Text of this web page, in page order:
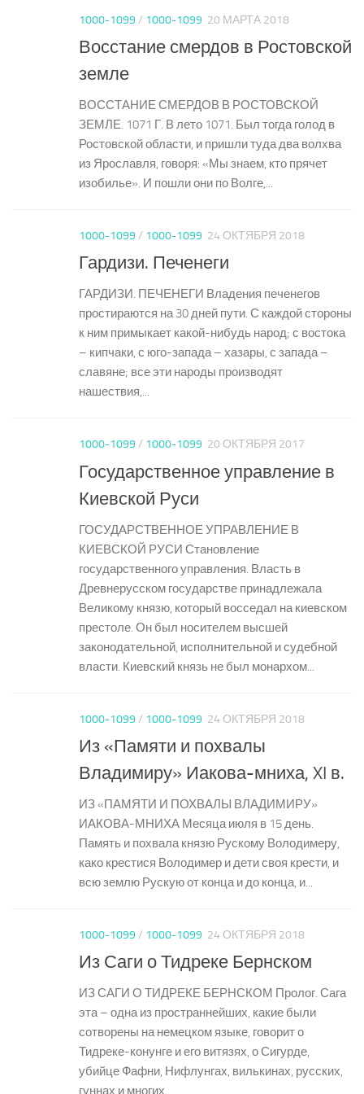
1000-1099 / 1000-1099 20 МАРТА 2018
Восстание смердов в Ростовской
земле
ВОССТАНИЕ СМЕРДОВ В РОСТОВСКОЙ
ЗЕМЛЕ. 1071 Г. В лето 1071. Был тогда голод в
Ростовской области, и пришли туда два волхва
из Ярославля, говоря: «Мы знаем, кто прячет
изобилье». И пошли они по Волге,...
1000-1099 / 1000-1099 24 ОКТЯБРЯ 2018
Гардизи. Печенеги
ГАРДИЗИ. ПЕЧЕНЕГИ Владения печенегов
простираются на 30 дней пути. С каждой стороны
к ним примыкает какой-нибудь народ; с востока
– кипчаки, с юго-запада – хазары, с запада –
славяне; все эти народы производят
нашествия,...
1000-1099 / 1000-1099 20 ОКТЯБРЯ 2017
Государственное управление в
Киевской Руси
ГОСУДАРСТВЕННОЕ УПРАВЛЕНИЕ В
КИЕВСКОЙ РУСИ Становление
государственного управления. Власть в
Древнерусском государстве принадлежала
Великому князю, который восседал на киевском
престоле. Он был носителем высшей
законодательной, исполнительной и судебной
власти. Киевский князь не был монархом...
1000-1099 / 1000-1099 24 ОКТЯБРЯ 2018
Из «Памяти и похвалы
Владимиру» Иакова-мниха, XI в.
ИЗ «ПАМЯТИ И ПОХВАЛЫ ВЛАДИМИРУ»
ИАКОВА-МНИХА Месяца июля в 15 день.
Память и похвала князю Рускому Володимеру,
како крестися Володимер и дети своя крести, и
всю землю Рускую от конца и до конца, и...
1000-1099 / 1000-1099 24 ОКТЯБРЯ 2018
Из Саги о Тидреке Бернском
ИЗ САГИ О ТИДРЕКЕ БЕРНСКОМ Пролог. Сага
эта – одна из пространнейших, какие были
сотворены на немецком языке, говорит о
Тидреке-конунге и его витязях, о Сигурде,
убийце Фафни, Нифлунгах, вилькинах, русских,
гуннах и многих...